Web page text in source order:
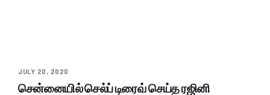
JULY 20, 2020
சென்னையில் செல்ப் டிரைவ் செய்த ரஜினி